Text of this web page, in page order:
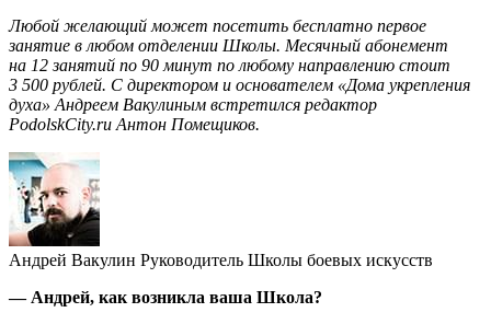
Любой желающий может посетить бесплатно первое
занятие в любом отделении Школы. Месячный абонемент
на 12 занятий по 90 минут по любому направлению стоит
3 500 рублей. С директором и основателем «Дома укрепления
духа» Андреем Вакулиным встретился редактор
PodolskCity.ru Антон Помещиков.
Андрей Вакулин Руководитель Школы боевых искусств
— Андрей, как возникла ваша Школа?